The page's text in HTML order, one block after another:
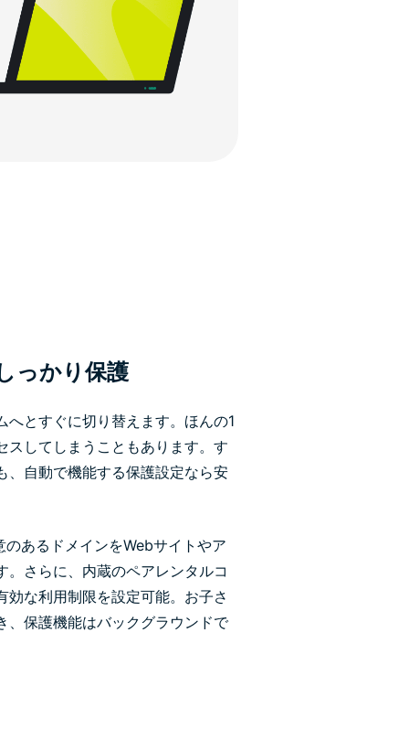
っかり保護
とすぐに切り替えます。ほんの1
スしてしまうこともあります。す
、自動で機能する保護設定なら安
あるドメインをWebサイトやア
さらに、内蔵のペアレンタルコ
な利用制限を設定可能。お子さ
、保護機能はバックグラウンドで